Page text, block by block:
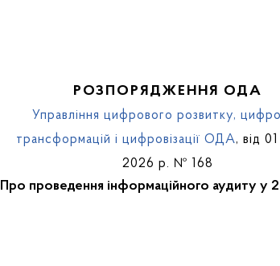
РОЗПОРЯДЖЕННЯ ОДА
Управління цифрового розвитку,
трансформацій і цифровізації ОДА, від 01
2026 р. № 168
Про проведення інформаційного аудиту у